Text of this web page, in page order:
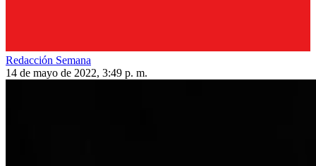
Redacción Semana
14 de mayo de 2022, 3:49 p. m.